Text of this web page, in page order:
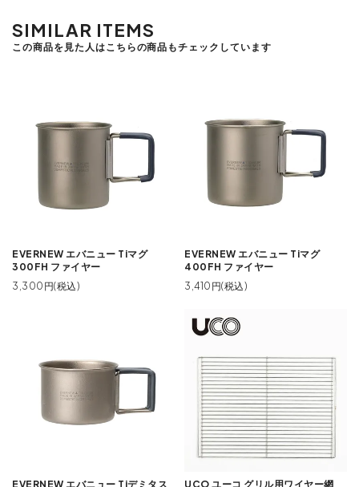
SIMILAR ITEMS
この商品を見た人はこちらの商品もチェックしています
EVERNEW エバニュー Tiマグ
300FH ファイヤー
3,300円(税込)
EVERNEW エバニュー Tiマグ
400FH ファイヤー
3,410円(税込)
EVERNEW エバニュー Tiデミタス UCO ユーコ グリル用ワイヤー網